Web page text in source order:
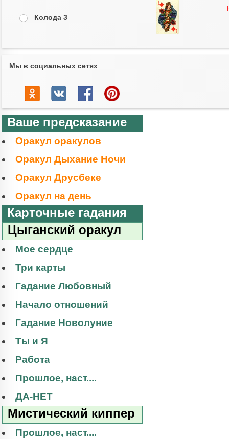
Колода 3
Мы в социальных сетях
Ваше предсказание
Оракул оракулов
Оракул Дыхание Ночи
Оракул Друсбеке
Оракул на день
Карточные гадания
Цыганский оракул
Мое сердце
Три карты
Гадание Любовный
Начало отношений
Гадание Новолуние
Ты и Я
Работа
Прошлое, наст....
ДА-НЕТ
Мистический киппер
Прошлое, наст....